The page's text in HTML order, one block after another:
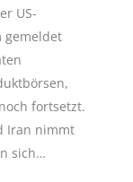
US-
gemeldet
fortsetzt.
Iran nimmt
sich…